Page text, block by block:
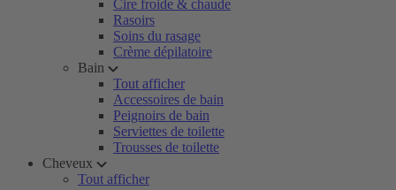
Cire froide & chaude
Rasoirs
Soins du rasage
Crème dépilatoire
Bain
Tout afficher
Accessoires de bain
Peignoirs de bain
Serviettes de toilette
Trousses de toilette
Cheveux
Tout afficher